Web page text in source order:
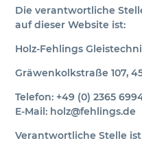
Die verantwortliche
auf dieser Website ist:
Holz-Fehlings
Gräwenkolkstraße 107,
Telefon: +49 (0) 2365
E-Mail: holz@fehlings.de
Verantwortliche Stelle